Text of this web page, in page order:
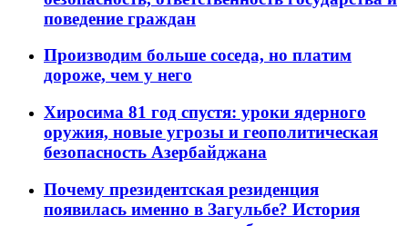
поведение граждан
Производим больше соседа, но платим
дороже, чем у него
Хиросима 81 год спустя: уроки ядерного
оружия, новые угрозы и геополитическая
безопасность Азербайджана
Почему президентская резиденция
появилась именно в Загульбе? История